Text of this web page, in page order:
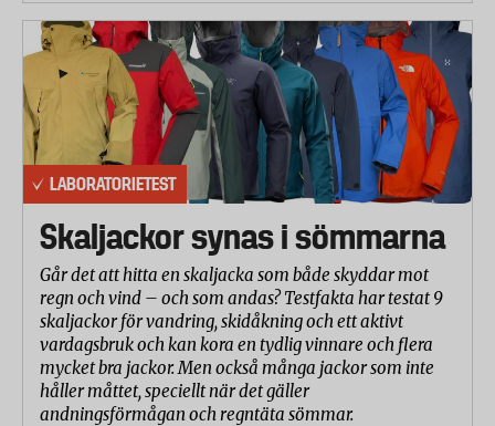
LABORATORIETEST
Skaljackor synas i sömmarna
Går det att hitta en skaljacka som både skyddar mot
regn och vind – och som andas? Testfakta har testat 9
skaljackor för vandring, skidåkning och ett aktivt
vardagsbruk och kan kora en tydlig vinnare och flera
mycket bra jackor. Men också många jackor som inte
håller måttet, speciellt när det gäller
andningsförmågan och regntäta sömmar.